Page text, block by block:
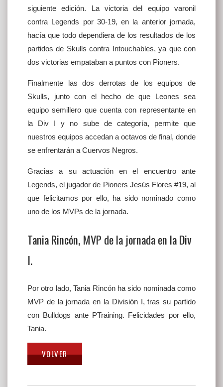
siguiente edición. La victoria del equipo varonil
contra Legends por 30-19, en la anterior jornada,
hacía que todo dependiera de los resultados de los
partidos de Skulls contra Intouchables, ya que con
dos victorias empataban a puntos con Pioners.
Finalmente las dos derrotas de los equipos de
Skulls, junto con el hecho de que Leones sea
equipo semillero que cuenta con representante en
la Div I y no sube de categoría, permite que
nuestros equipos accedan a octavos de final, donde
se enfrentarán a Cuervos Negros.
Gracias a su actuación en el encuentro ante
Legends, el jugador de Pioners Jesús Flores #19, al
que felicitamos por ello, ha sido nominado como
uno de los MVPs de la jornada.
Tania Rincón, MVP de la jornada en la Div
I.
Por otro lado, Tania Rincón ha sido nominada como
MVP de la jornada en la División I, tras su partido
con Bulldogs ante PTraining. Felicidades por ello,
Tania.